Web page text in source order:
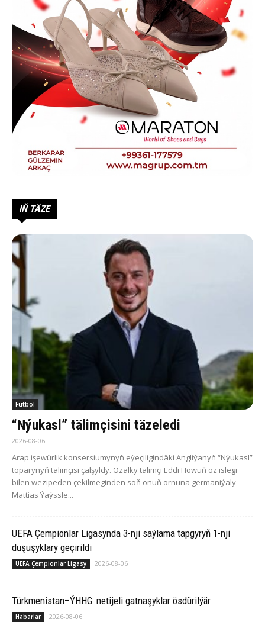
IŇ TÄZE
Futbol
“Nýukasl” tälimçisini täzeledi
2026-08-06
Arap işewürlik konsersiumynyň eýeçiligindäki Angliýanyň “Nýukasl”
toparynyň tälimçisi çalşyldy. Ozalky tälimçi Eddi Howuň öz islegi
bilen wezipeden çekilmeginden soň onuň ornuna germaniýaly
Mattias Ýaýssle...
UEFA Çempionlar Ligasynda 3-nji saýlama tapgyryň 1-nji
duşuşyklary geçirildi
UEFA Çempionlar Ligasy 2026-08-06
Türkmenistan–ÝHHG: netijeli gatnaşyklar ösdürilýär
Habarlar 2026-08-06